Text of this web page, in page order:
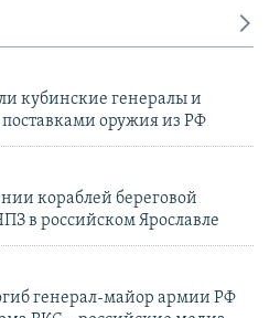
кубинские генералы и
оружия из РФ
кораблей береговой
в российском Ярославле
генерал-майор армии РФ